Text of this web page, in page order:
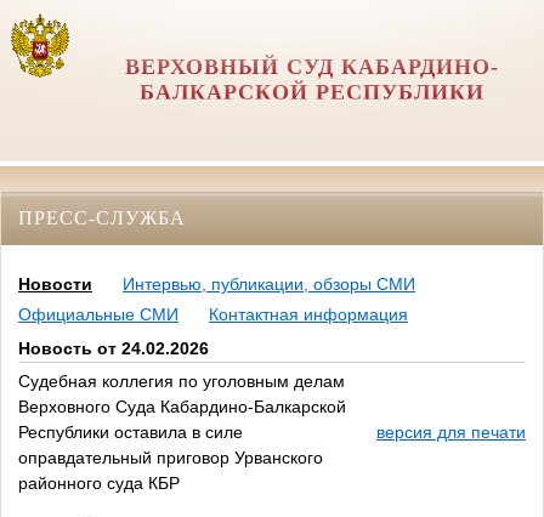
ВЕРХОВНЫЙ СУД КАБАРДИНО-
БАЛКАРСКОЙ РЕСПУБЛИКИ
ПРЕСС-СЛУЖБА
Новости
Интервью, публикации, обзоры СМИ
Официальные СМИ
Контактная информация
Новость от 24.02.2026
Судебная коллегия по уголовным делам
Верховного Суда Кабардино-Балкарской
Республики оставила в силе
оправдательный приговор Урванского
районного суда КБР
версия для печати